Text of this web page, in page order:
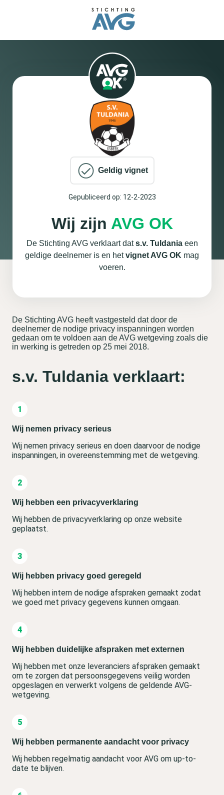
Geldig vignet
Gepubliceerd op: 12-2-2023
Wij zijn AVG OK
De Stichting AVG verklaart dats.v. Tuldaniaeen
geldige deelnemer is en hetvignet AVG OK mag
voeren.
De Stichting AVG heeft vastgesteld dat door de
deelnemer de nodige privacy inspanningen worden
gedaan om te voldoen aan de AVG wetgeving zoals die
in werking is getreden op 25 mei 2018.
s.v. Tuldania verklaart:
Wij nemen privacy serieus
Wij nemen privacy serieus en doen daarvoor de nodige
inspanningen, in overeenstemming met de wetgeving.
Wij hebben een privacyverklaring
Wij hebben de privacyverklaring op onze website
geplaatst.
Wij hebben privacy goed geregeld
Wij hebben intern de nodige afspraken gemaakt zodat
we goed met privacy gegevens kunnen omgaan.
Wij hebben duidelijke afspraken met externen
Wij hebben met onze leveranciers afspraken gemaakt
om te zorgen dat persoonsgegevens veilig worden
opgeslagen en verwerkt volgens de geldende AVG-
wetgeving.
Wij hebben permanente aandacht voor privacy
Wij hebben regelmatig aandacht voor AVG om up-to-
date te blijven.